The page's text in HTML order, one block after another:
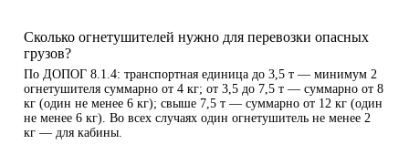
Сколько огнетушителей нужно для перевозки опасных
грузов?
По ДОПОГ 8.1.4: транспортная единица до 3,5 т — минимум 2
огнетушителя суммарно от 4 кг; от 3,5 до 7,5 т — суммарно от 8
кг (один не менее 6 кг); свыше 7,5 т — суммарно от 12 кг (один
не менее 6 кг). Во всех случаях один огнетушитель не менее 2
кг — для кабины.